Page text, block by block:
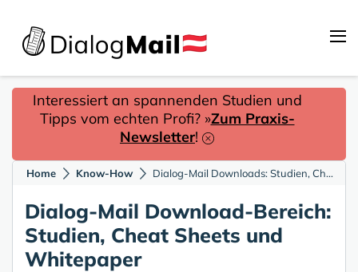
Interessiert an spannenden Studien und
Tipps vom echten Profi? »Zum Praxis-
Newsletter!
Home Know-How Dialog-Mail Downloads: Studien, Cheat Sheets und Whitepaper
Dialog-Mail Download-Bereich:
Studien, Cheat Sheets und
Whitepaper